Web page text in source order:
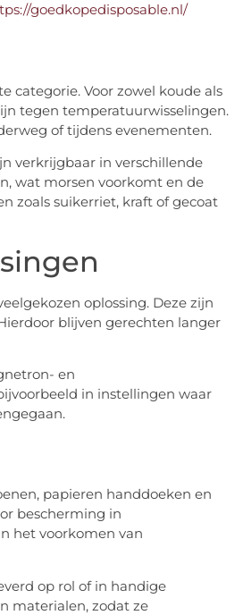
goedkopedisposable.nl/
categorie. Voor zowel koude als
tegen temperatuurwisselingen.
of tijdens evenementen.
verkrijgbaar in verschillende
wat morsen voorkomt en de
zoals suikerriet, kraft of gecoat
oplossing. Deze zijn
blijven gerechten langer
en
in instellingen waar
papieren handdoeken en
bescherming in
het voorkomen van
op rol of in handige
materialen, zodat ze